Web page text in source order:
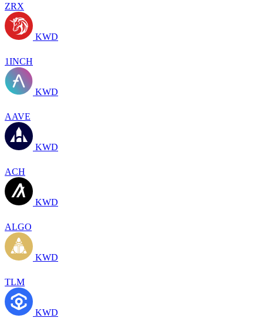
ZRX
KWD
1INCH
KWD
AAVE
KWD
ACH
KWD
ALGO
KWD
TLM
KWD